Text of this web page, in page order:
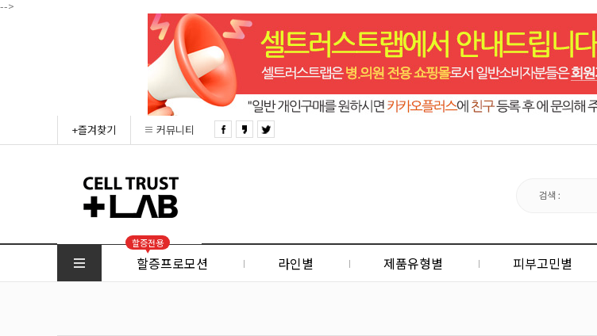
-->
+즐겨찾기 커뮤니티
할증전용
할증프로모션 라인별 제품유형별 피부고민별